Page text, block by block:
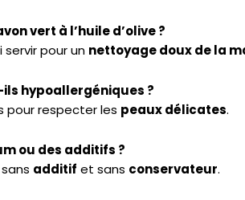
vert à l’huile d’olive ?
pour un nettoyage doux de la
hypoallergéniques ?
pour respecter les peaux délicates.
ou des additifs ?
sans additif et sans conservateur.